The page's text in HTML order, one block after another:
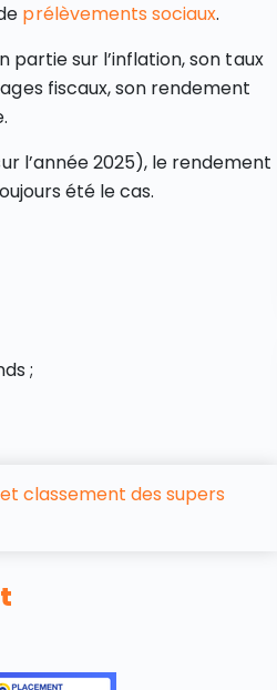
prélèvements sociaux.
partie sur l’inflation, son taux
fiscaux, son rendement
l’année 2025), le rendement
été le cas.
;
classement des supers